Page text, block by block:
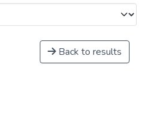
Back to results